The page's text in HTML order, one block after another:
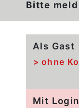
Bitte
Als Gast
ohne
Mit Login